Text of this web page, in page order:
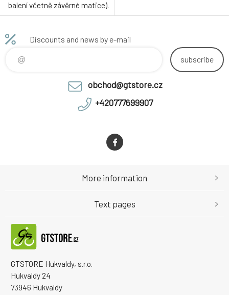
balení včetně závěrné matice).
Discounts and news by e-mail
subscribe
obchod@gtstore.cz
+420777699907
GTSTORE Hukvaldy, s.r.o.
Hukvaldy 24
73946 Hukvaldy
More information
Text pages